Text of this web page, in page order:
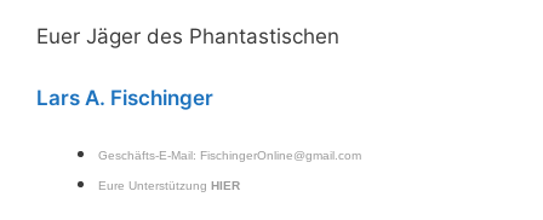
Euer Jäger des Phantastischen
Lars A. Fischinger
Geschäfts-E-Mail: FischingerOnline@gmail.com
Eure Unterstützung HIER